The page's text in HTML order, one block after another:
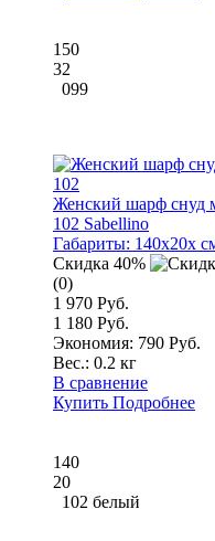
150
32
099
Женский шарф снуд
102 Sabellino
Габариты: 140x20x
Скидка 40%
(0)
1 970 Руб.
1 180 Руб.
Экономия: 790 Руб.
Вес.: 0.2 кг
В сравнение
Купить Подробнее
140
20
102 белый